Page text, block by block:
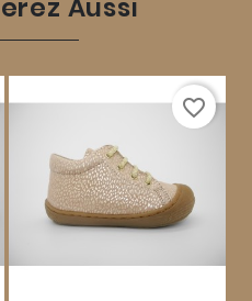
Aussi
favorite_border